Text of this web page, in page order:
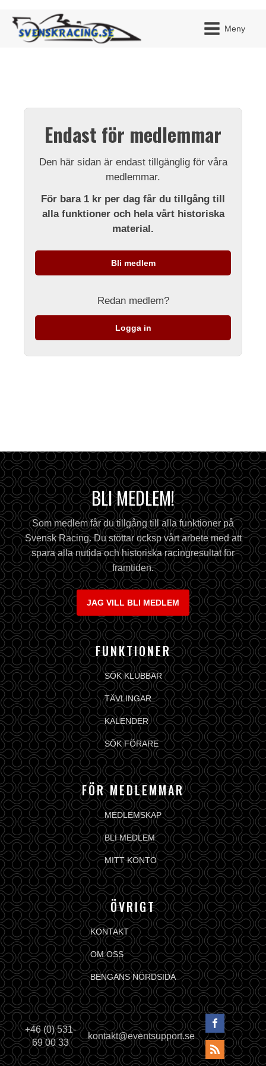
Meny
Endast för medlemmar
Den här sidan är endast tillgänglig för våra
medlemmar.
För bara 1 kr per dag får du tillgång till
alla funktioner och hela vårt historiska
material.
Bli medlem
Redan medlem?
Logga in
BLI MEDLEM!
Som medlem får du tillgång till alla funktioner på
Svensk Racing. Du stöttar ocksp vårt arbete med att
spara alla nutida och historiska racingresultat för
framtiden.
JAG VILL BLI MEDLEM
FUNKTIONER
SÖK KLUBBAR
TÄVLINGAR
KALENDER
SÖK FÖRARE
FÖR MEDLEMMAR
MEDLEMSKAP
BLI MEDLEM
MITT KONTO
ÖVRIGT
KONTAKT
OM OSS
BENGANS NÖRDSIDA
+46 (0) 531-
69 00 33
kontakt@eventsupport.se